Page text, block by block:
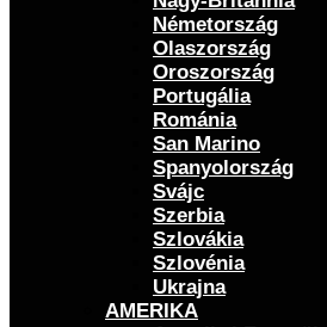
Németország
Olaszország
Oroszország
Portugália
Románia
San Marino
Spanyolország
Svájc
Szerbia
Szlovákia
Szlovénia
Ukrajna
AMERIKA